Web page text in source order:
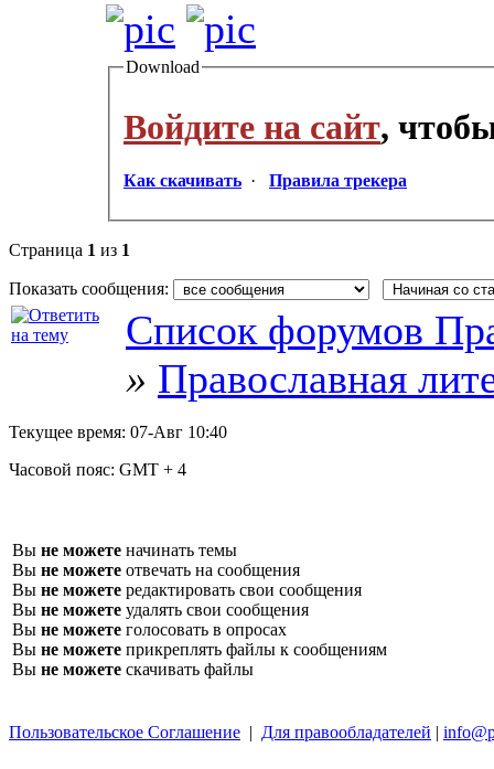
Download
Войдите на сайт,
Как скачивать · Правила трекера
Страница 1 из 1
Показать сообщения:
Список форумов
» Православная
Текущее время: 07-Авг 10:40
Часовой пояс: GMT + 4
Вы не можете начинать темы
Вы не можете отвечать на сообщения
Вы не можете редактировать свои сообщения
Вы не можете удалять свои сообщения
Вы не можете голосовать в опросах
Вы не можете прикреплять файлы к сообщениям
Вы не можете скачивать файлы
Пользовательское Соглашение | Для правообладателей |